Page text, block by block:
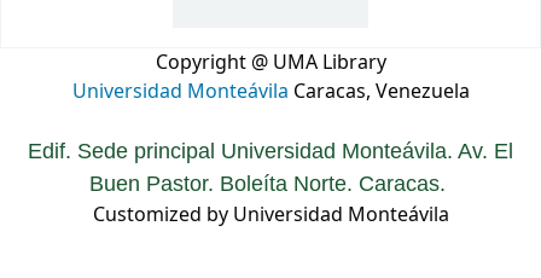
Copyright @ UMA Library
Universidad Monteávila Caracas, Venezuela
Edif. Sede principal Universidad Monteávila. Av. El
Buen Pastor. Boleíta Norte. Caracas.
Customized by Universidad Monteávila